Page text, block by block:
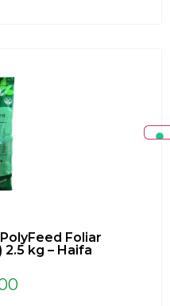
Foliar
kg – Haifa